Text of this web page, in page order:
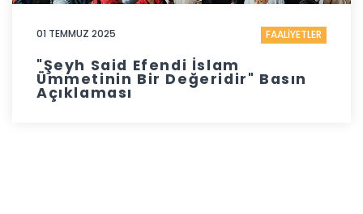
01 TEMMUZ 2025 FAALİYETLER
"Şeyh Said Efendi İslam
Ümmetinin Bir Değeridir" Basın
Açıklaması